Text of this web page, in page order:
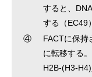
すると、
する（EC49
④
FACTに保持
に転移する
H2B-(H3-H4)